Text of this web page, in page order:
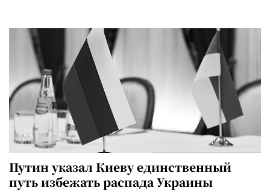
Путин указал Киеву единственный
путь избежать распада Украины